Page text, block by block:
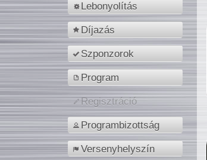
Lebonyolítás
Díjazás
Szponzorok
Program
Regisztráció
Programbizottság
Versenyhelyszín